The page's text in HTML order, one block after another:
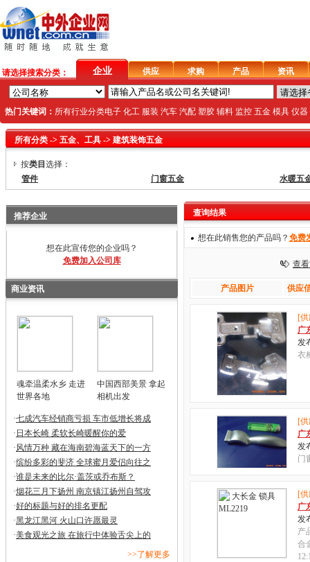
请选择搜索分类： 企业 供应 求购 产品 资讯
热门关键词： 所有行业分类电子 化工 服装 汽车 汽配 塑胶 辅料 监控 五金 模具 仪器
所有分类 -> 五金、工具 -> 建筑装饰五金
按类目 选择：
管件
门窗五金 水暖五
推荐企业
想在此宣传您的企业吗？
免费加入公司库
商业资讯
魂牵温柔水乡 走进
世界各地
中国西部美景 拿起
相机出发
·七成汽车经销商亏损 车市低增长将成
· 日本长崎 柔软长崎暖醒你的爱
·风情万种 藏在海南碧海蓝天下的一方
·缤纷多彩的斐济 全球蜜月爱侣向往之
·谁是未来的比尔·盖茨或乔布斯？
·烟花三月下扬州 南京镇江扬州自驾攻
·好的标题与好的排名更配
·黑龙江黑河 火山口许愿最灵
·美食观光之旅 在旅行中体验舌尖上的
>>了解更多
查询结果
想在此销售您的产品吗？ 免费
查看
产品图片 供应
[
广
发
衣
[
广
发
门
[
广
发
产
合